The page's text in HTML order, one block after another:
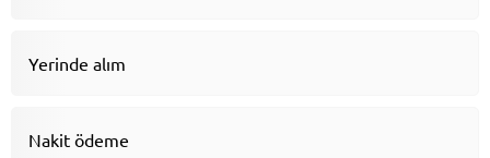
Yerinde alım
Nakit ödeme